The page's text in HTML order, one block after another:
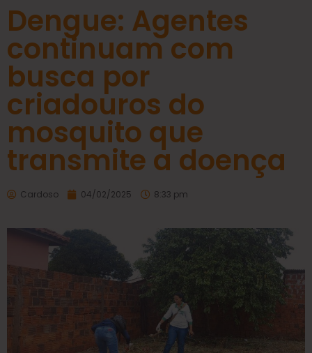
Dengue: Agentes
continuam com
busca por
criadouros do
mosquito que
transmite a doença
Cardoso 04/02/2025 8:33 pm